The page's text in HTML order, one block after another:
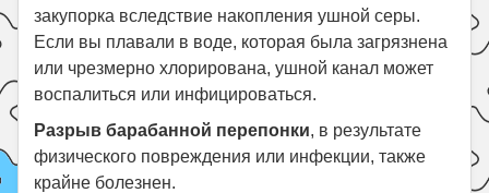
закупорка вследствие накопления ушной серы.
Если вы плавали в воде, которая была загрязнена
или чрезмерно хлорирована, ушной канал может
воспалиться или инфицироваться.
Разрыв барабанной перепонки, в результате
физического повреждения или инфекции, также
крайне болезнен.